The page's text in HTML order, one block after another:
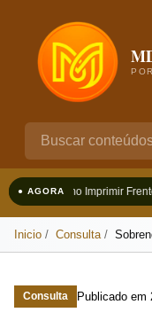
● AGORAComo Imprimir
Inicio Consulta
Consulta Publicado em